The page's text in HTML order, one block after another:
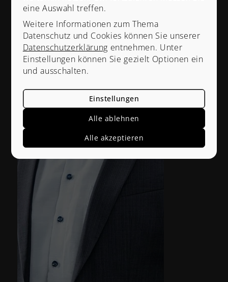
eine Auswahl treffen.
Weitere Informationen zum Thema
Datenschutz und Cookies können Sie unserer
Datenschutzerklärung entnehmen. Unter
Einstellungen können Sie gezielt Optionen ein
und ausschalten.
Einstellungen
Alle ablehnen
Alle akzeptieren